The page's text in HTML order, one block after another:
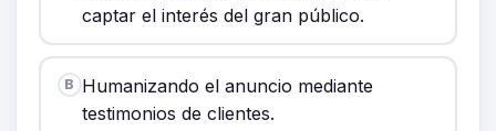
captar el interés del gran público.
B Humanizando el anuncio mediante
testimonios de clientes.